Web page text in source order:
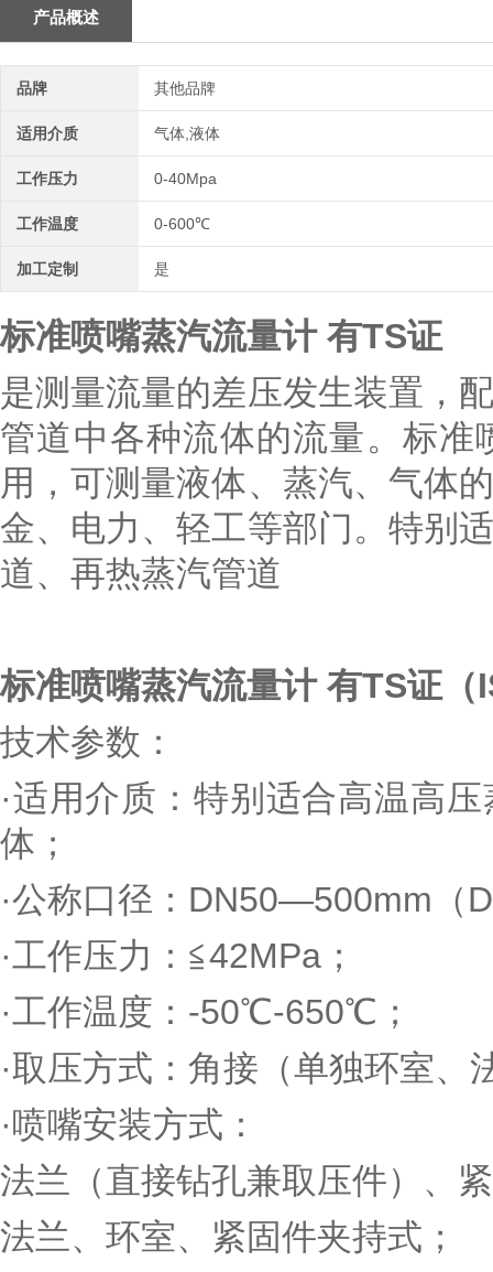
产品概述
品牌 其他品牌
适用介质 气体,液体
工作压力 0-40Mpa
工作温度 0-600℃
加工定制 是
标准喷嘴蒸汽流量计 有TS证
是测量流量的差压发生装置，
管道中各种流体的流量。标
用，可测量液体、蒸汽、气体
金、电力、轻工等部门。特别
道、再热蒸汽管道
标准喷嘴蒸汽流量计 有TS证
技术参数：
·适用介质：特别适合高温高
体；
·公称口径：DN50—500mm（
·工作压力：≦42MPa；
·工作温度：-50℃-650℃；
·取压方式：角接（单独环室
·喷嘴安装方式：
法兰（直接钻孔兼取
法兰、环室、紧固